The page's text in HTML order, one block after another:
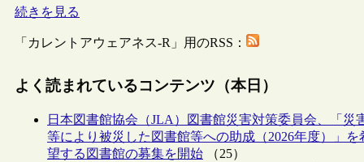
続きを見る
「カレントアウェアネス-R」用のRSS：
よく読まれているコンテンツ（本日）
日本図書館協会（JLA）図書館災害対策委員会、「災
等により被災した図書館等への助成（2026年度）」を
望する図書館の募集を開始 （25）